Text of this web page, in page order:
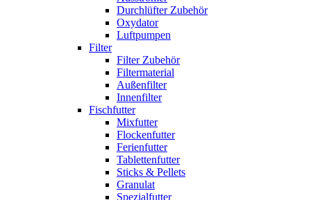
Durchlüfter Zubehör
Oxydator
Luftpumpen
Filter
Filter Zubehör
Filtermaterial
Außenfilter
Innenfilter
Fischfutter
Mixfutter
Flockenfutter
Ferienfutter
Tablettenfutter
Sticks & Pellets
Granulat
Spezialfutter